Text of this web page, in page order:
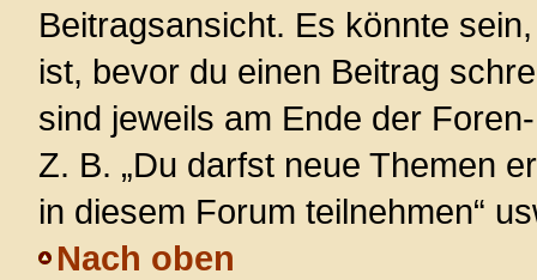
Beitragsansicht. Es könnte
ist, bevor du einen Beitrag
sind jeweils am Ende der
Z. B. „Du darfst neue Themen
in diesem Forum teilnehmen“
Nach oben